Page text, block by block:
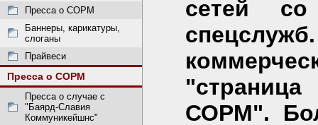
Пресса о СОРМ
Баннеры, карикатуры,
слоганы
Прайвеси
Пресса о СОРМ
Пресса о случае с
"Баярд-Славия
Коммуникейшнс"
сетей
СОРМ".